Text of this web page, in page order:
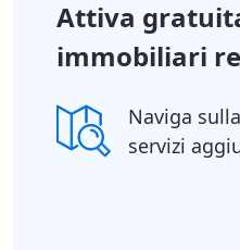
Attiva
immobiliari
Naviga
servizi